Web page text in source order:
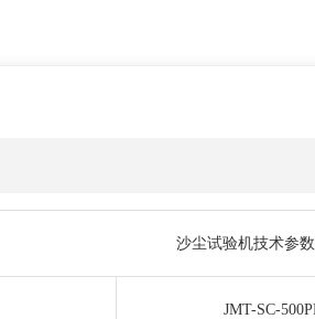
沙尘试验机技术参数
JMT-SC-